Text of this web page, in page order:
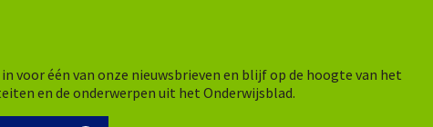
voor één van onze nieuwsbrieven en blijf op de hoogte van het
en de onderwerpen uit het Onderwijsblad.